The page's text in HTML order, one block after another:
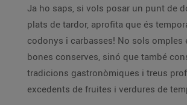
Ja ho saps, si vols posar un punt de
plats de tardor, aprofita que és
codonys i carbasses! No sols omples
bones conserves, sinó que també
tradicions gastronòmiques i treus
excedents de fruites i verdures de